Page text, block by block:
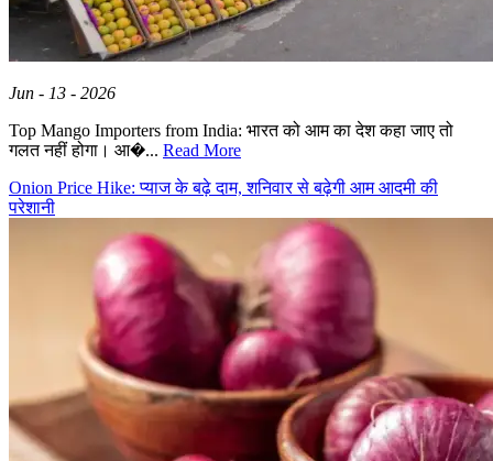
Jun - 13 - 2026
Top Mango Importers from India: भारत को आम का देश कहा जाए तो
गलत नहीं होगा। आ�... Read More
Onion Price Hike: प्याज के बढ़े दाम, शनिवार से बढ़ेगी आम आदमी की
परेशानी